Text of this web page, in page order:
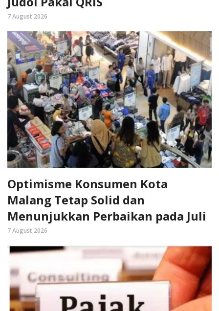
7 August 2026
Optimisme Konsumen Kota
Malang Tetap Solid dan
Menunjukkan Perbaikan pada Juli
7 August 2026